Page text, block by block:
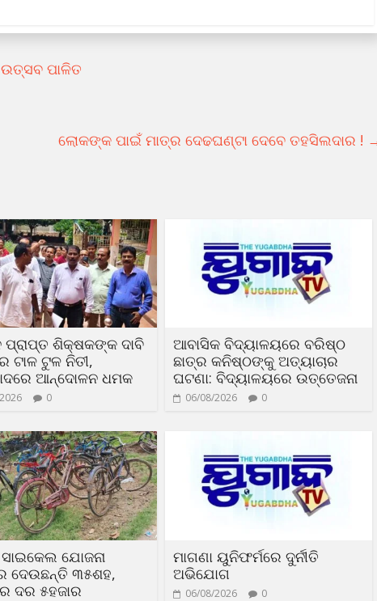
ପାଳିତ
ଲୋକଙ୍କ ପାଇଁ ମାତ୍ର ଦେଢଘଣ୍ଟା ଦେବେ ତହସିଲଦାର !
ପ୍ରାପ୍ତ ଶିକ୍ଷକଙ୍କ ଦାବି
ଟାଳ ଟୁଳ ନିତୀ,
ଆନ୍ଦୋଳନ ଧମକ
0
ଆବାସିକ ବିଦ୍ୟାଳୟରେ ବରିଷ୍ଠ
ଛାତ୍ର କନିଷ୍ଠଙ୍କୁ ଅତ୍ୟାଚାର
ଘଟଣା: ବିଦ୍ୟାଳୟରେ ଉତ୍ତେଜନା
06/08/2026 0
ସାଇକେଲ ଯୋଜନା
ଦେଉଛନ୍ତି ୩୫ଶହ,
ଦର ୫ହଜାର
ମାଗଣା ୟୁନିଫର୍ମରେ ଦୁର୍ନୀତି
ଅଭିଯୋଗ
06/08/2026 0